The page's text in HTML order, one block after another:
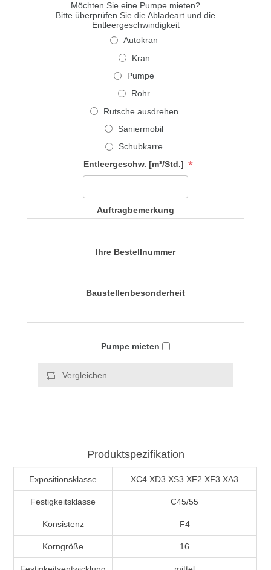
Möchten Sie eine Pumpe mieten?
Bitte überprüfen Sie die Abladeart und die
Entleergeschwindigkeit
Autokran
Kran
Pumpe
Rohr
Rutsche ausdrehen
Saniermobil
Schubkarre
Entleergeschw. [m³/Std.] *
Auftragbemerkung
Ihre Bestellnummer
Baustellenbesonderheit
Pumpe mieten
Vergleichen
Produktspezifikation
Expositionsklasse XC4 XD3 XS3 XF2 XF3 XA3
Festigkeitsklasse C45/55
Konsistenz F4
Korngröße 16